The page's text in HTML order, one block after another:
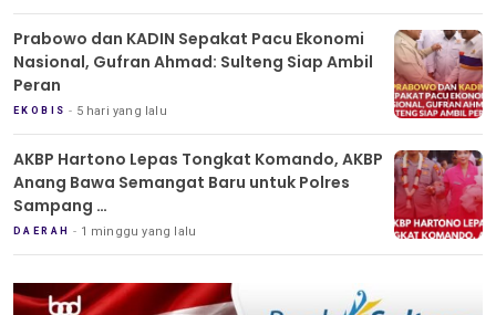
Prabowo dan KADIN Sepakat Pacu Ekonomi
Nasional, Gufran Ahmad: Sulteng Siap Ambil
Peran
EKOBIS 5 hari yang lalu
AKBP Hartono Lepas Tongkat Komando, AKBP
Anang Bawa Semangat Baru untuk Polres
Sampang
Tradisi Pedang Pora Iringi Sertijab Kapolres
Sampang
DAERAH 1 minggu yang lalu